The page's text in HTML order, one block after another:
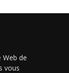
Web de
vous